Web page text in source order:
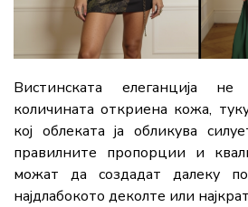
Вистинската елеганција
количината откриена кожа,
кој облеката ја обликува
правилните пропорции и
можат да создадат далеку
најдлабокото деколте или